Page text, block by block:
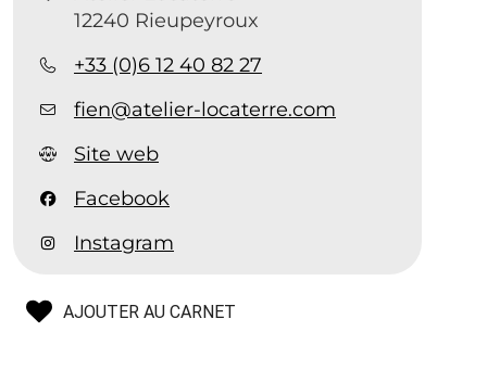
12240 Rieupeyroux
+33 (0)6 12 40 82 27
fien@atelier-locaterre.com
Site web
Facebook
Instagram
AJOUTER AU CARNET